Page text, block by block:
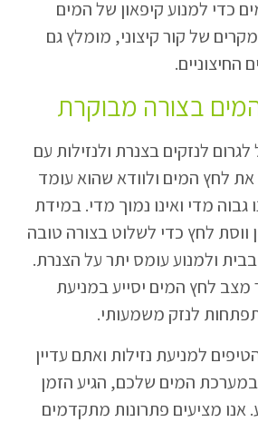
כדי למנוע קיפאון של המים
של קור קיצוני, מומלץ גם
החיצוניים.
בצורה מבוקרת
לנזקים בצנרת ולנזילות עם
לחץ המים ולוודא שהוא עומד
גבוה מדי ואינו נמוך מדי. במידת
ווסת לחץ כדי לשלוט בצורה טובה
ולמנוע עומס יתר על הצנרת.
לחץ המים יסייע במניעת
לנזק משמעותי.
למניעת נזילות ואתם עדיין
המים שלכם, הגיע הזמן
אנו מציעים פתרונות מתקדמים